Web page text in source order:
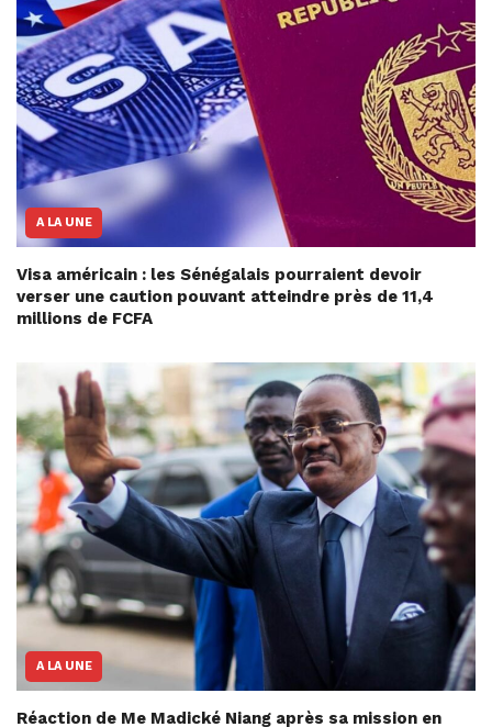
A LA UNE
Visa américain : les Sénégalais pourraient devoir
verser une caution pouvant atteindre près de 11,4
millions de FCFA
A LA UNE
Réaction de Me Madické Niang après sa mission en